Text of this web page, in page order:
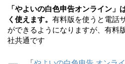
「やよいの白色申告オンライン」
く使えます。 有料版を使うと電話
ができるようになりますが、有料
社共通です